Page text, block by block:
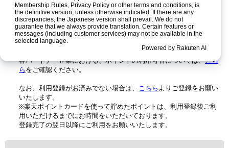
楽天ポイントカードの利用登録がお済みであれば、
楽天グループのサービスで貯めたポイントを楽天ポイントカードの
パートナー企業でもお使いいただけます。
ご注意点として、パートナー企業によってポイント利用ができない
各パートナー企業における、ポイントの利用可否については、こち
ら をご確認ください。
なお、利用登録がお済みでない場合は、 こちら よりご登録をお願い
いたします。
※楽天ポイントカードを使って貯めたポイントは、利用登録後ご利
用いただけるまでにお時間をいただいております。
登録完了の翌日以降にご利用をお願いいたします。